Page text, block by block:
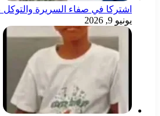
اشتركا في صفاء السريرة
يونيو 9, 2026